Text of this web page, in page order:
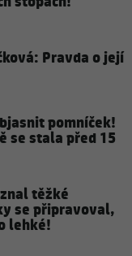
Pravda o její
pomníček!
se stala před 15
těžké
se připravoval,
lehké!